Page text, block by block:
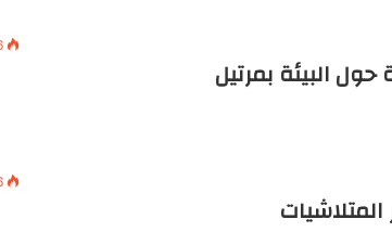
البيئة بمرتيل